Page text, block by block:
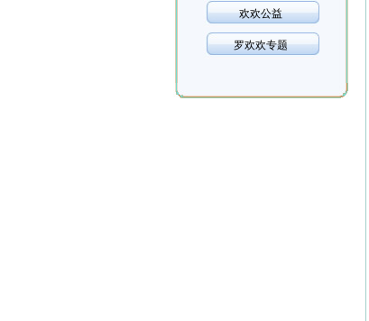
欢欢公益
罗欢欢专题